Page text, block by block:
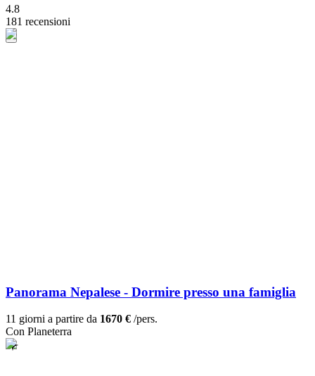
4.8
181 recensioni
Panorama Nepalese - Dormire presso una famiglia
11 giorni a partire da 1670 € /pers.
Con Planeterra